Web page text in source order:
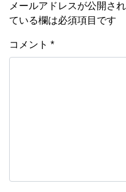
メールアドレスが公開さ
ている欄は必須項目です
コメント *